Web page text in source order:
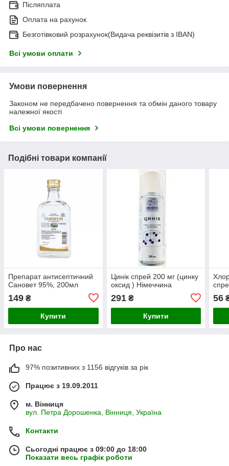
Післяплата
Оплата на рахунок
Безготівковий розрахунок(Видача реквізитів з IBAN)
Всі умови оплати
Умови повернення
Законом не передбачено повернення та обмін даного товару
належної якості
Всі умови повернення
Подібні товари компанії
Препарат антисептичний
Сановет 95%, 200мл
149 ₴
Купити
Цинік спрей 200 мг (цинку
оксид ) Німеччина
291₴
Купити
56
Про нас
97% позитивних з 1156 відгуків за рік
Працює з 19.09.2011
м. Вінниця
вул. Петра Дорошенка, Вінниця, Україна
Контакти
Сьогодні працює з 09:00 до 18:00
Показати весь графік роботи